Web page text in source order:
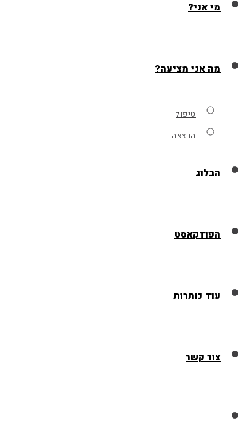
מי אני?
מה אני מציעה?
טיפול
הרצאה
הבלוג
הפודקאסט
עוד כותרות
צור קשר